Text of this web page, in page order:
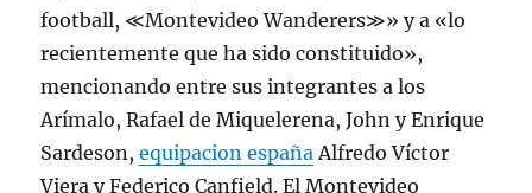
football, ≪Montevideo Wanderers≫» y a «lo
recientemente que ha sido constituido»,
mencionando entre sus integrantes a los
Arímalo, Rafael de Miquelerena, John y Enrique
Sardeson,equipacion españaAlfredo Víctor
Viera y Federico Canfield. El Montevideo